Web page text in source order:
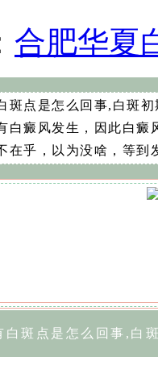
合肥华夏
斑点是怎么回事,白斑
白癜风发生，因此白
在乎，以为没啥，等
白斑点是怎么回事,白